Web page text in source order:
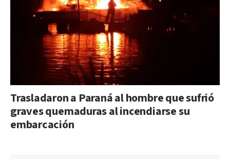
Trasladaron a Paraná al hombre que sufrió
graves quemaduras al incendiarse su
embarcación